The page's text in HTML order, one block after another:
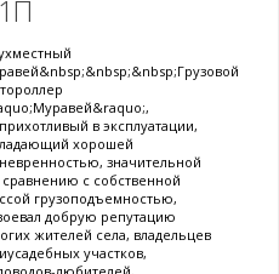
в эксплуатации,
хорошей
значительной
сравнению с собственной
грузоподъемностью,
добрую репутацию
жителей села, владельцев
участков,